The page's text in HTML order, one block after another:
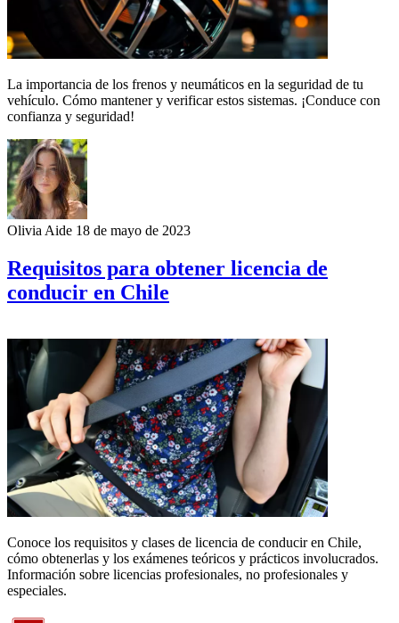
La importancia de los frenos y neumáticos en la seguridad de tu
vehículo. Cómo mantener y verificar estos sistemas. ¡Conduce con
confianza y seguridad!
Olivia Aide 18 de mayo de 2023
Requisitos para obtener licencia de
conducir en Chile
Conoce los requisitos y clases de licencia de conducir en Chile,
cómo obtenerlas y los exámenes teóricos y prácticos involucrados.
Información sobre licencias profesionales, no profesionales y
especiales.